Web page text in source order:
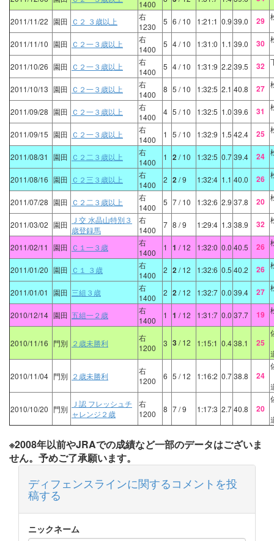
1400
2011/11/22 園田 Ｃ２ ３歳以上
右
1230
5 6 / 10 1:21:1 0.9 39.0 29
2011/11/10 園田 Ｃ２一３歳以上
右
1400
5 4/ 10 1:31:0 1.1 39.0 30
2011/10/26 園田 Ｃ２一３歳以上
右
1400
5 4/ 10 1:31:9 2.2 39.5 32
2011/10/13 園田 Ｃ２一３歳以上
右
1400
8 5 / 10 1:32:5 2.1 40.8 27
2011/09/28 園田 Ｃ２一３歳以上
右
1400
4 5 / 10 1:32:5 1.0 39.6 31
2011/09/15 園田 Ｃ２一３歳以上
右
1400
1 5 / 10 1:32:9 1.5 42.4 25
2011/08/31 園田 Ｃ２二３歳以上
右
1400
1 2/ 10 1:32:5 0.739.4 24
2011/08/16 園田 Ｃ２三３歳以上
右
1400
2 2/ 9 1:32:4 1.1 40.0 26
2011/07/28 園田 Ｃ２二３歳以上
右
1400
5 7/ 10 1:32:6 2.9 37.8 20
2011/03/02 園田
Ｊ交 水晶山特別３
歳登録馬
右
1400
7 8 / 9 1:29:4 1.3 38.9 32
2011/02/11 園田 Ｃ１一３歳
右
1400
1 1 / 12 1:32:0 0.0 40.5 26
2011/01/20 園田 Ｃ１ ３歳
右
1400
2 2/ 12 1:32:6 0.5 40.2 26
2011/01/01 園田 三組３歳
右
1400
2 2/ 12 1:32:7 0.0 39.4 27
2010/12/14 園田 五組一２歳
右
1400
1 1 / 12 1:31:7 0.0 37.7 19
2010/11/16 門別 ２歳未勝利
右
1200
3 3/ 12 1:15:1 0.438.1 25
2010/11/04 門別 ２歳未勝利
右
1200
6 5 / 12 1:16:2 0.738.8 24
2010/10/20 門別
Ｊ認 フレッシュチ
ャレンジ２歳
右
1200
8 7/ 9 1:17:3 2.740.8 20
※2008年以前やJRAでの成績など一部のデータはございま
せん。予めご了承願います。
ディフェンスラインに関するコメントを投
稿する
ニックネーム